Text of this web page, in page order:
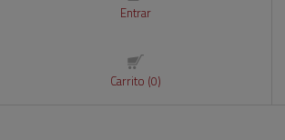
Entrar
Carrito (0)